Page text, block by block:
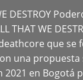
DESTROY
THAT WE
que se
una
2021 en Bogotá